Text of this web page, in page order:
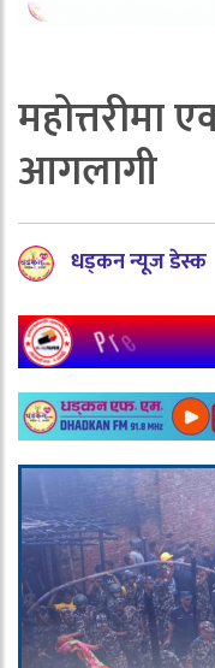
महोत्तरीमा
आगलागी
धड्कन न्यूज डेस्क